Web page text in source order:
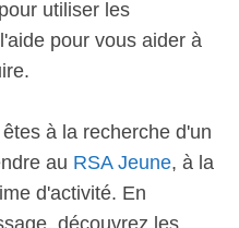
utiliser les
pour vous aider à
à la recherche d'un
au RSA Jeune, à la
d'activité. En
découvrez les